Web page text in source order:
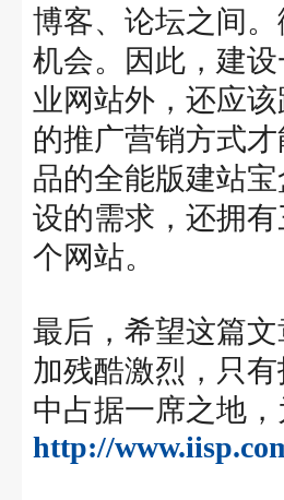
博客、论坛之间
机会。因此，建
业网站外，还应
的推广营销方式
品的全能版建站
设的需求，还拥
个网站。
最后，希望这篇
加残酷激烈，只
中占据一席之地
http://